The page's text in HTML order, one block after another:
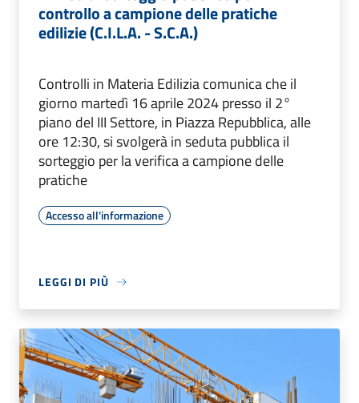
controllo a campione delle pratiche
edilizie (C.I.L.A. - S.C.A.)
Controlli in Materia Edilizia comunica che il
giorno martedì 16 aprile 2024 presso il 2°
piano del III Settore, in Piazza Repubblica, alle
ore 12:30, si svolgerà in seduta pubblica il
sorteggio per la verifica a campione delle
pratiche
Accesso all'informazione
LEGGI DI PIÙ